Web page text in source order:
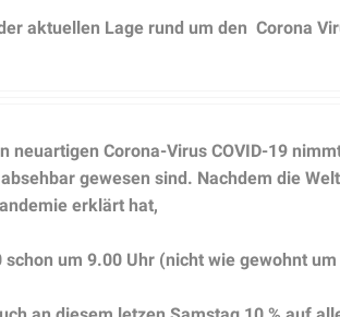
aktuellen Lage rund um den Corona
neuartigen Corona-Virus COVID-19
gewesen sind. Nachdem die
erklärt hat,
um 9.00 Uhr (nicht wie gewohnt